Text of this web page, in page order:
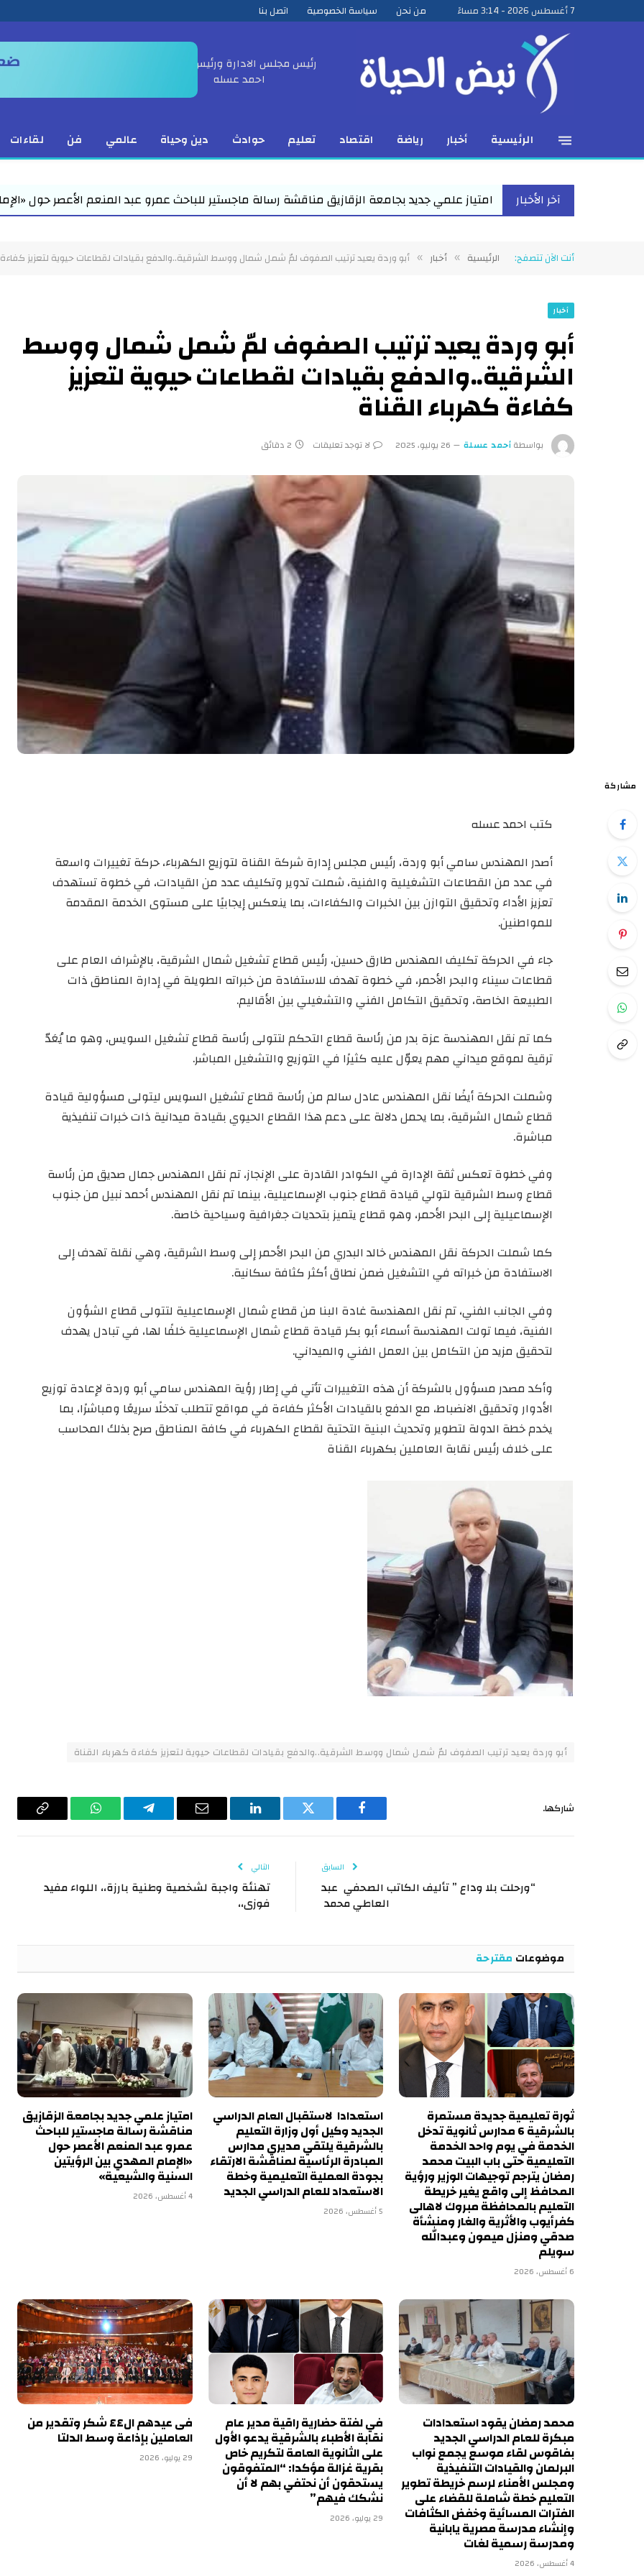
7 أغسطس 2026 - 3:14 مساءً من نحن سياسة الخصوصية اتصل بنا
رئيس مجلس الادارة ورئيس التحرير
احمد عسله
الرئيسية أخبار رياضة اقتصاد تعليم حوادث دين وحياة عالمي فن لقاءات
آخر الأخبار
امتياز علمي جديد بجامعة الزقازيق مناقشة رسالة ماجستير للباحث عمرو عبد المنعم الأعصر حول «الإمام المه... محمد
أنت الآن تتصفح: الرئيسية » أخبار » أبو وردة يعيد ترتيب الصفوف لمّ شمل شمال ووسط الشرقية..والدفع بقيادات لقطاعات حيوية لتعزيز كفاءة
أخبار
أبو وردة يعيد ترتيب الصفوف لمّ شمل شمال ووسط
الشرقية..والدفع بقيادات لقطاعات حيوية لتعزيز
كفاءة كهرباء القناة
بواسطةأحمد عسلة 26 يوليو، 2025 لا توجد تعليقات 2 دقائق
مشاركة
كتب احمد عسله
أصدر المهندس سامي أبو وردة، رئيس مجلس إدارة شركة القناة لتوزيع الكهرباء، حركة تغييرات واسعة
في عدد من القطاعات التشغيلية والفنية، شملت تدوير وتكليف عدد من القيادات، في خطوة تستهدف
تعزيز الأداء وتحقيق التوازن بين الخبرات والكفاءات، بما ينعكس إيجابيًا على مستوى الخدمة المقدمة
للمواطنين.
جاء في الحركة تكليف المهندس طارق حسين، رئيس قطاع تشغيل شمال الشرقية، بالإشراف العام على
قطاعات سيناء والبحر الأحمر، في خطوة تهدف للاستفادة من خبراته الطويلة في إدارة المناطق ذات
الطبيعة الخاصة، وتحقيق التكامل الفني والتشغيلي بين الأقاليم.
كما تم نقل المهندسة عزة بدر من رئاسة قطاع التحكم لتتولى رئاسة قطاع تشغيل السويس، وهو ما يُعَدّ
ترقية لموقع ميداني مهم يعوّل عليه كثيرًا في التوزيع والتشغيل المباشر.
وشملت الحركة أيضًا نقل المهندس عادل سالم من رئاسة قطاع تشغيل السويس ليتولى مسؤولية قيادة
قطاع شمال الشرقية، بما يحمل دلالة على دعم هذا القطاع الحيوي بقيادة ميدانية ذات خبرات تنفيذية
مباشرة.
وفي خطوة تعكس ثقة الإدارة في الكوادر القادرة على الإنجاز، تم نقل المهندس جمال صديق من رئاسة
قطاع وسط الشرقية لتولي قيادة قطاع جنوب الإسماعيلية، بينما تم نقل المهندس أحمد نبيل من جنوب
الإسماعيلية إلى البحر الأحمر، وهو قطاع يتميز بتحديات جغرافية وسياحية خاصة.
كما شملت الحركة نقل المهندس خالد البدري من البحر الأحمر إلى وسط الشرقية، وهي نقلة تهدف إلى
الاستفادة من خبراته في التشغيل ضمن نطاق أكثر كثافة سكانية.
وفي الجانب الفني، تم نقل المهندسة غادة البنا من قطاع شمال الإسماعيلية لتتولى قطاع الشؤون
الفنية، فيما تولت المهندسة أسماء أبو بكر قيادة قطاع شمال الإسماعيلية خلفًا لها، في تبادل يهدف
لتحقيق مزيد من التكامل بين العمل الفني والميداني.
وأكد مصدر مسؤول بالشركة أن هذه التغييرات تأتي في إطار رؤية المهندس سامي أبو وردة لإعادة توزيع
الأدوار وتحقيق الانضباط، مع الدفع بالقيادات الأكثر كفاءة في مواقع تتطلب تدخلًا سريعًا ومباشرًا، بما
يخدم خطة الدولة لتطوير وتحديث البنية التحتية لقطاع الكهرباء في كافة المناطق صرح بذلك المحاسب
على خلاف رئيس نقابة العاملين بكهرباء القناة
أبو وردة يعيد ترتيب الصفوف لمّ شمل شمال ووسط الشرقية..والدفع بقيادات لقطاعات حيوية لتعزيز كفاءة كهرباء القناة
شاركها.
فيسبوك تويتر لينكدإن
البريد
تيلقرام واتساب
Copy
السابق
“ورحلت بلا وداع ” تأليف الكاتب الصحفي عبد
العاطي محمد
التالي
تهنئة واجبة لشخصية وطنية بارزة،، اللواء مفيد
فوزى،،
موضوعات مقترحة
ثورة تعليمية جديدة مستمرة
بالشرقية 6 مدارس ثانوية تدخل
الخدمة في يوم واحد الخدمة
التعليمية حتى باب البيت محمد
رمضان يترجم توجيهات الوزير ورؤية
المحافظ إلى واقع يغير خريطة
التعليم بالمحافظة مبروك لاهالى
كفرأيوب والأثرية والغار ومنشأة
صدقي ومنزل ميمون وعبدالله
سويلم
6 أغسطس، 2026
استعدادا لاستقبال العام الدراسي
الجديد وكيل أول وزارة التعليم
بالشرقية يلتقي مديري مدارس
المبادرة الرئاسية لمناقشة الارتقاء
بجودة العملية التعليمية وخطة
الاستعداد للعام الدراسي الجديد
5 أغسطس، 2026
امتياز علمي جديد بجامعة الزقازيق
مناقشة رسالة ماجستير للباحث
عمرو عبد المنعم الأعصر حول
«الإمام المهدي بين الرؤيتين
السنية والشيعية»
4 أغسطس، 2026
محمد رمضان يقود استعدادات
مبكرة للعام الدراسي الجديد
بفاقوس لقاء موسع يجمع نواب
البرلمان والقيادات التنفيذية
ومجلس الأمناء لرسم خريطة تطوير
التعليم خطة شاملة للقضاء على
الفترات المسائية وخفض الكثافات
وإنشاء مدرسة مصرية يابانية
ومدرسة رسمية لغات
4 أغسطس، 2026
في لفتة حضارية راقية مدير عام
نقابة الأطباء بالشرقية يدعو الأول
على الثانوية العامة لتكريم خاص
بقرية غزالة مؤكدا: “المتفوقون
يستحقون أن نحتفي بهم لا أن
نشكك فيهم”
29 يوليو، 2026
فى عيدهم ال٤٤ شكر وتقدير من
العاملين بإذاعة وسط الدلتا
29 يوليو، 2026